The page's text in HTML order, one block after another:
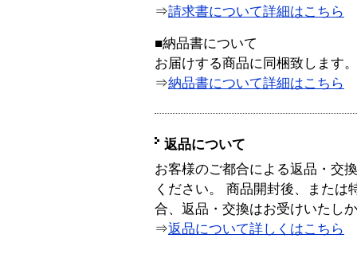
⇒請求書について詳細はこちら
■納品書について
お届けする商品に同梱致します。
⇒納品書について詳細はこちら
返品について
お客様のご都合による返品・交
ください。 商品開封後、または
合、返品・交換はお受けいたし
⇒返品について詳しくはこちら